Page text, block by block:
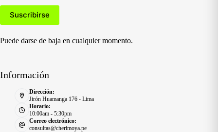
Puede darse de baja en cualquier momento.
Información
Dirección:
Jirón Huamanga 176 - Lima
Horario:
10:00am - 5:30pm
Correo electrónico:
consultas@cherimoya.pe